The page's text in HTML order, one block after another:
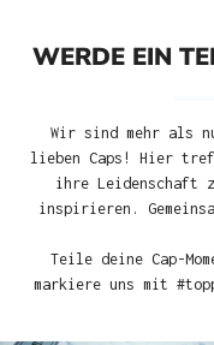
WERDE EIN
Wir sind mehr als
lieben Caps! Hier
ihre Leidenschaft
inspirieren.
Teile deine Cap-
markiere uns mit